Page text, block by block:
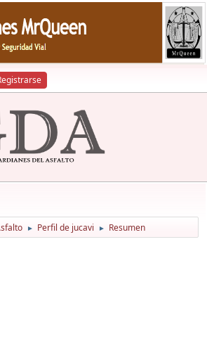
► Perfil de jucavi ► Resumen